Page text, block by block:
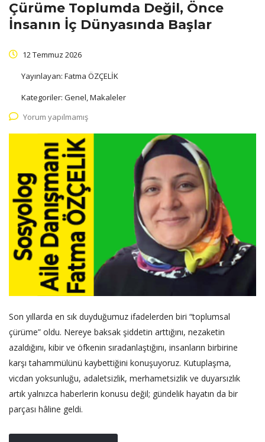
Çürüme Toplumda Değil, Önce
İnsanın İç Dünyasında Başlar
12 Temmuz 2026
Yayınlayan: Fatma ÖZÇELİK
Kategoriler: Genel, Makaleler
Yorum yapılmamış
Son yıllarda en sık duyduğumuz ifadelerden biri “toplumsal
çürüme” oldu. Nereye baksak şiddetin arttığını, nezaketin
azaldığını, kibir ve öfkenin sıradanlaştığını, insanların birbirine
karşı tahammülünü kaybettiğini konuşuyoruz. Kutuplaşma,
vicdan yoksunluğu, adaletsizlik, merhametsizlik ve duyarsızlık
artık yalnızca haberlerin konusu değil; gündelik hayatın da bir
parçası hâline geldi.